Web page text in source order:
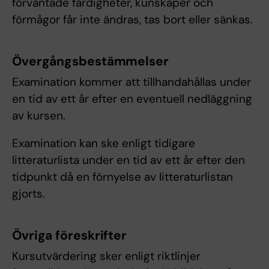
förmågor får inte ändras, tas bort eller sänkas.
Övergångsbestämmelser
Examination kommer att tillhandahållas under
en tid av ett år efter en eventuell nedläggning
av kursen.
Examination kan ske enligt tidigare
litteraturlista under en tid av ett år efter den
tidpunkt då en förnyelse av litteraturlistan
gjorts.
Övriga föreskrifter
Kursutvärdering sker enligt riktlinjer